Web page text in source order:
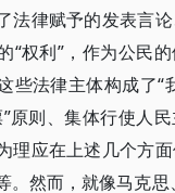
法律赋予的发表言论
“权利”，作为公民
些法律主体构成了“
原则、集体行使人民
理应在上述几个方
。然而，就像马克思